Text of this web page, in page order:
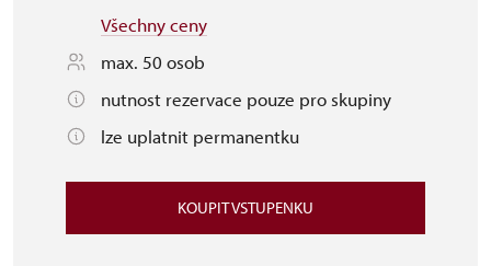
Všechny ceny
max. 50 osob
nutnost rezervace pouze pro skupiny
lze uplatnit permanentku
KOUPIT VSTUPENKU